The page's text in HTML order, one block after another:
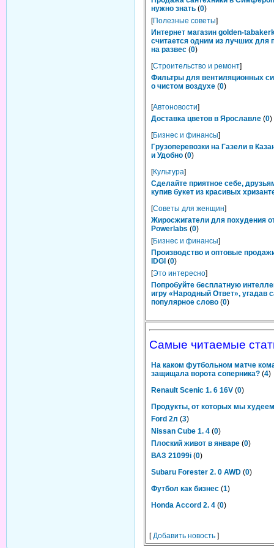
нужно знать (0)
[Полезные советы]
Интернет магазин golden-
считается одним из лучших для
на развес (0)
[Строительство и ремонт]
Фильтры для вентиляционных
о чистом воздухе (0)
[Автоновости]
Доставка цветов в Ярославле (0)
[Бизнес и финансы]
Грузоперевозки на Газели в
и Удобно (0)
[Культура]
Сделайте приятное себе,
купив букет из красивых
[Советы для женщин]
Жиросжигатели для похудения
Powerlabs (0)
[Бизнес и финансы]
Производство и оптовые
IDGI (0)
[Это интересно]
Попробуйте бесплатную
игру «Народный Ответ», угадав
популярное слово (0)
Самые читаемые
На каком футбольном матче
защищала ворота соперника? (4)
Renault Scenic 1. 6 16V (0)
Продукты, от которых мы худеем
Ford 2л (3)
Nissan Cube 1. 4 (0)
Плоский живот в январе (0)
ВАЗ 21099i (0)
Subaru Forester 2. 0 AWD (0)
Футбол как бизнес (1)
Honda Accord 2. 4 (0)
[Добавить новость ]